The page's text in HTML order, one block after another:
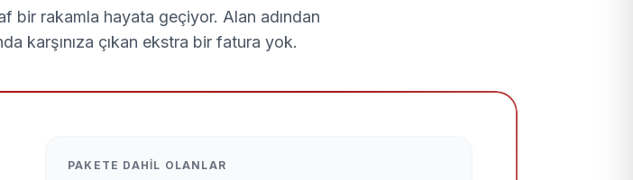
bir rakamla hayata geçiyor. Alan adından
karşınıza çıkan ekstra bir fatura yok.
PAKETE DAHIL OLANLAR